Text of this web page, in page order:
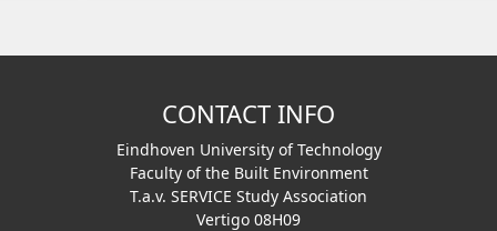
CONTACT INFO
Eindhoven University of Technology
Faculty of the Built Environment
T.a.v. SERVICE Study Association
Vertigo 08H09